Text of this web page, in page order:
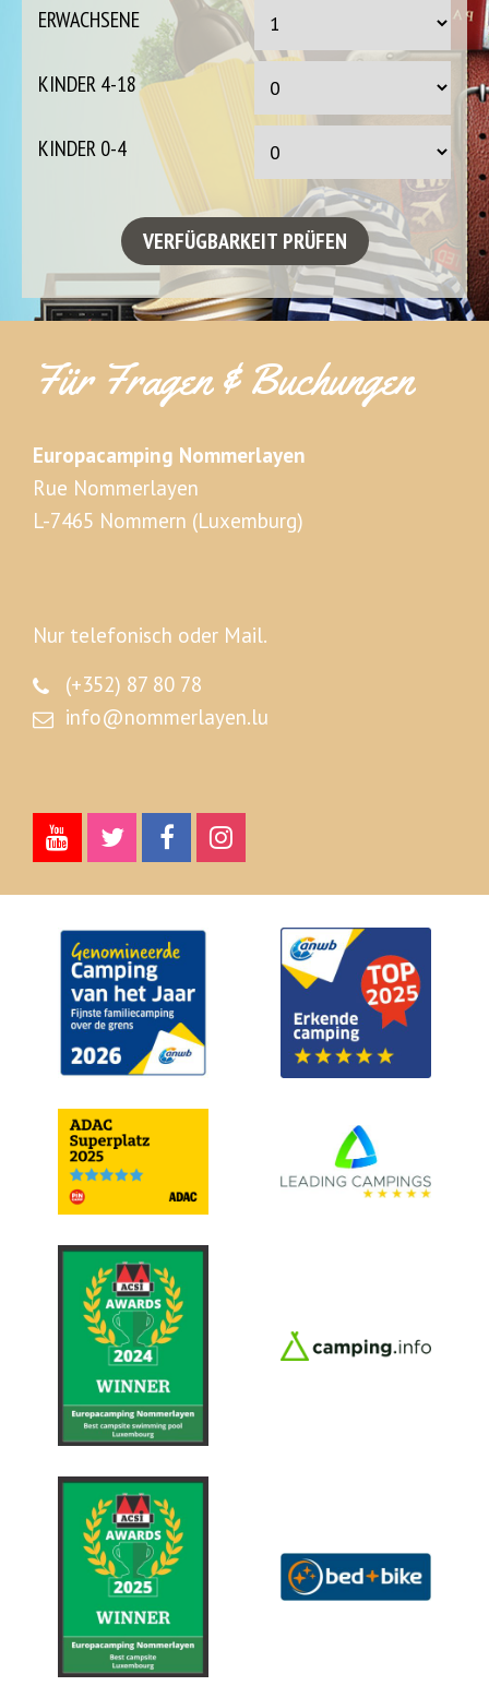
ERWACHSENE
KINDER 4-18
KINDER 0-4
Für Fragen & Buchungen
Europacamping Nommerlayen
Rue Nommerlayen
L-7465 Nommern (Luxemburg)
Nur telefonisch oder Mail.
(+352) 87 80 78
info@nommerlayen.lu